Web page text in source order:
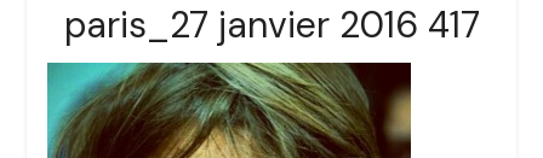
paris_27 janvier 2016 417